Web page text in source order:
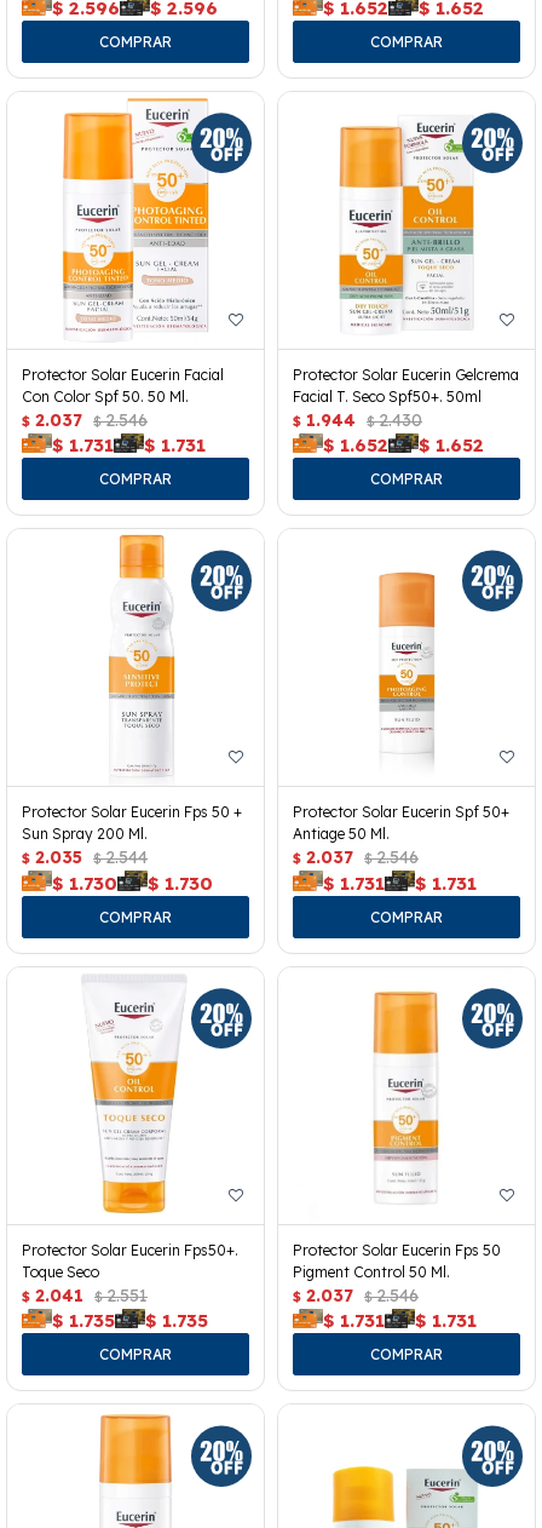
$ 2.596 $ 2.596 $ 1.652 $ 1.652
Protector Solar Eucerin Facial
Con Color Spf 50. 50 Ml.
$ 2.037 $ 2.546
$ 1.731 $ 1.731
Protector Solar Eucerin Gelcrema
Facial T. Seco Spf50+. 50ml
$ 1.944 $ 2.430
$ 1.652 $ 1.652
Protector Solar Eucerin Fps 50 +
Sun Spray 200 Ml.
$ 2.035 $ 2.544
$ 1.730 $ 1.730
Protector Solar Eucerin Spf 50+
Antiage 50 Ml.
$ 2.037 $ 2.546
$ 1.731 $ 1.731
Protector Solar Eucerin Fps50+.
Toque Seco
$ 2.041 $ 2.551
$ 1.735 $ 1.735
Protector Solar Eucerin Fps 50
Pigment Control 50 Ml.
$ 2.037 $ 2.546
$ 1.731 $ 1.731